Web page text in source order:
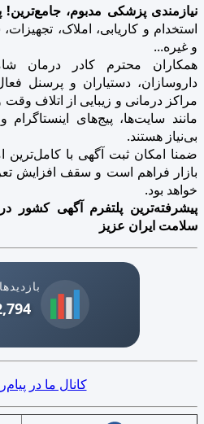
نیازمندی پزشکی مدبوم،
استخدام و کاریابی، املاک،
و غیره...
همکاران محترم کادر درمان
داروسازان، دستیاران و پرسنل
مراکز درمانی و زیبایی از اتلاف
مانند سایت‌ها، پیج‌های
بی‌نیاز هستند.
ضمنا امکان ثبت آگهی با کامل‌ترین
خواهد بود.
پیشرفته‌ترین پلتفرم آگهی کشور
سلامت ایران عزیز
کانال ما در